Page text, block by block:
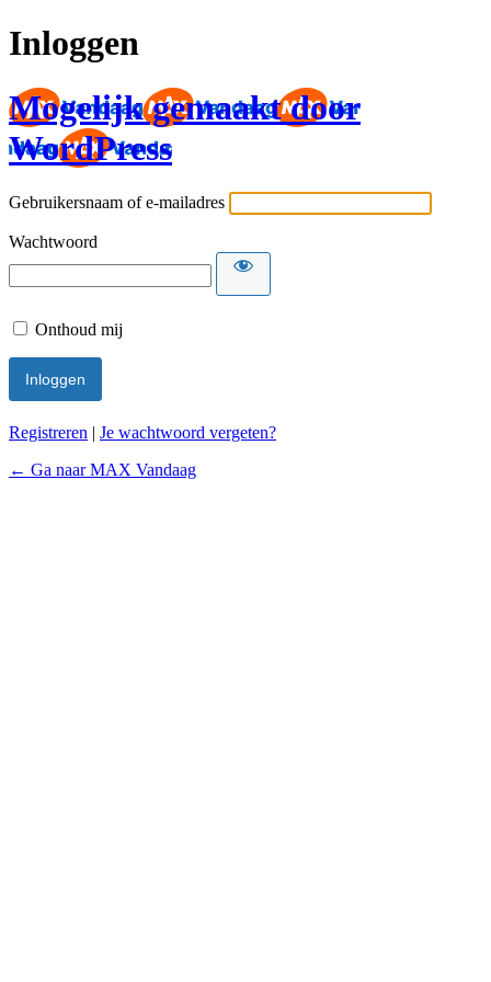
Inloggen
Mogelijk gemaakt door
WordPress
Gebruikersnaam of e-mailadres
Wachtwoord
Onthoud mij
Registreren | Je wachtwoord vergeten?
← Ga naar MAX Vandaag